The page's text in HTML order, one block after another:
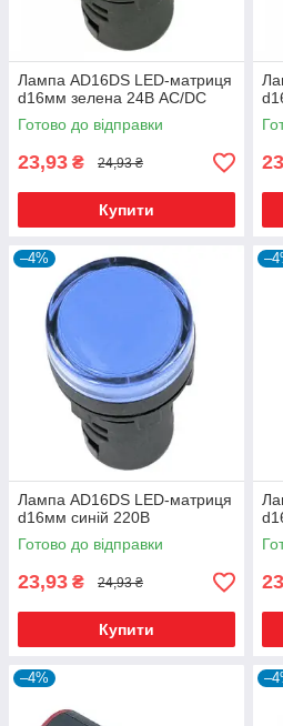
Лампа AD16DS LED-матриця
d16мм зелена 24В AC/DC
Готово до відправки
23,93 ₴ 24,93 ₴
Купити
–4%
Лампа AD16DS LED-матриця
d16мм синій 220В
Готово до відправки
23,93 ₴ 24,93 ₴
Купити
–4%